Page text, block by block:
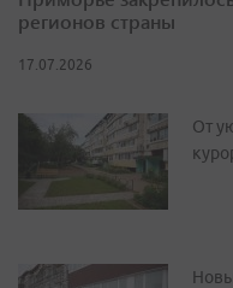
регионов страны
17.07.2026
От